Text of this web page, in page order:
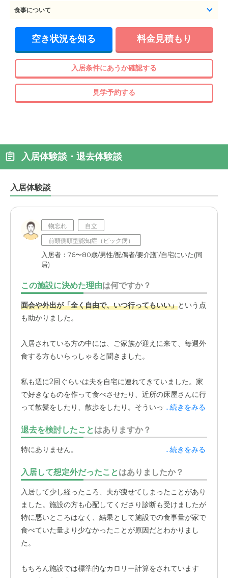
食事について
空き状況を知る 料金見積もり
入居条件にあうか確認する
見学予約する
入居体験談・退去体験談
入居体験談
物忘れ
自立
前頭側頭型認知症（ピック病）
入居者：76〜80歳/男性/配偶者/要介護1/自宅にいた(同
居)
この施設に決めた理由は何ですか？
面会や外出が「全く自由で、いつ行ってもいい」という点
も助かりました。
入居されている方の中には、ご家族が迎えに来て、毎週外
食する方もいらっしゃると聞きました。
私も週に2回ぐらいは夫を自宅に連れてきていました。家
で好きなものを作って食べさせたり、近所の床屋さんに行
って散髪をしたり、散歩をしたり。そういった、これまで
から、いわゆる「老人ホーム」という感じではなく、
的でアットホームな雰囲気が良いなと感じていました。
グループホームなので、2階に8人、3階に9人と、フロア
ごとで暮らしていて全体として「こぢんまり」としていま
す。この少人数制が、私たちには合っていました。
また、実際に入居してからも、施設の従業員の方が親切に
してくださったことも、選んで良かったと感じる大きな理
由です。
も良い点でした。
...続きをみる
退去を検討したことはありますか？
特にありません。 ...続きをみる
入居して想定外だったことはありましたか？
入居して少し経ったころ、夫が痩せてしまったことがあり
ました。施設の方も心配してくださり診断も受けましたが
特に悪いところはなく、結果として施設での食事量が家で
食べていた量より少なかったことが原因だとわかりまし
た。
もちろん施設では標準的なカロリー計算をされています